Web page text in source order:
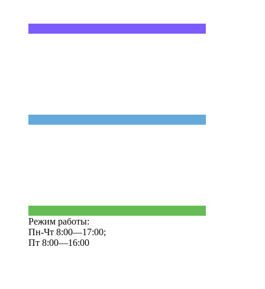
Режим работы:
Пн-Чт 8:00—17:00;
Пт 8:00—16:00